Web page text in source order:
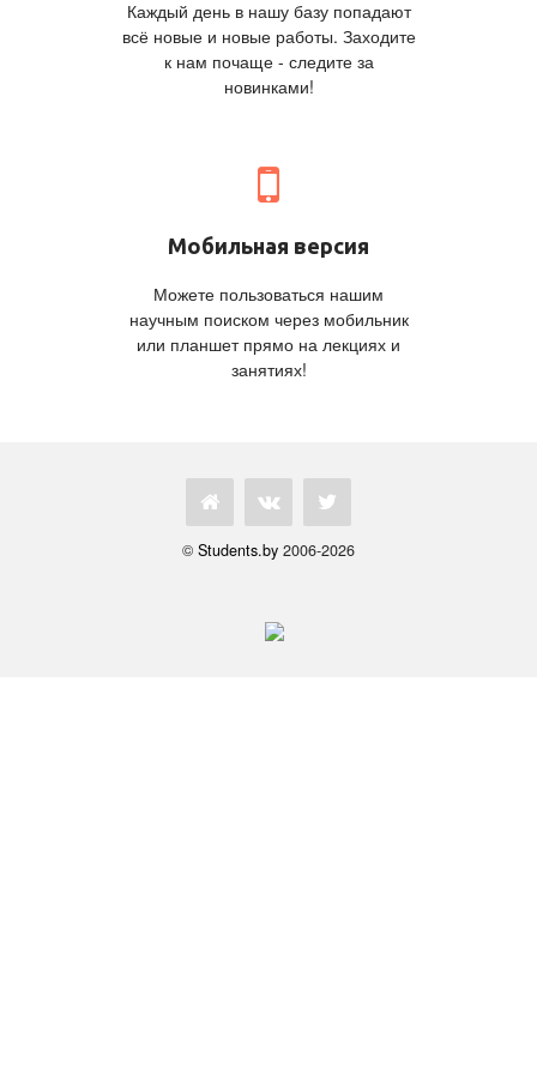
Каждый день в нашу базу попадают
всё новые и новые работы. Заходите
к нам почаще - следите за
новинками!
Мобильная версия
Можете пользоваться нашим
научным поиском через мобильник
или планшет прямо на лекциях и
занятиях!
© Students.by 2006-2026